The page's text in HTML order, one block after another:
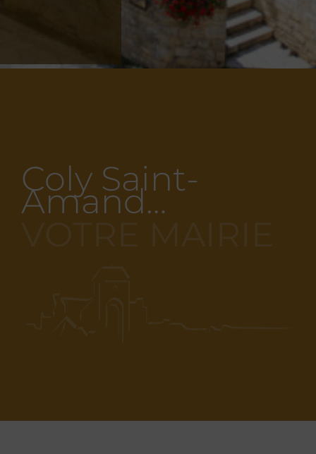
Coly Saint-
Amand…